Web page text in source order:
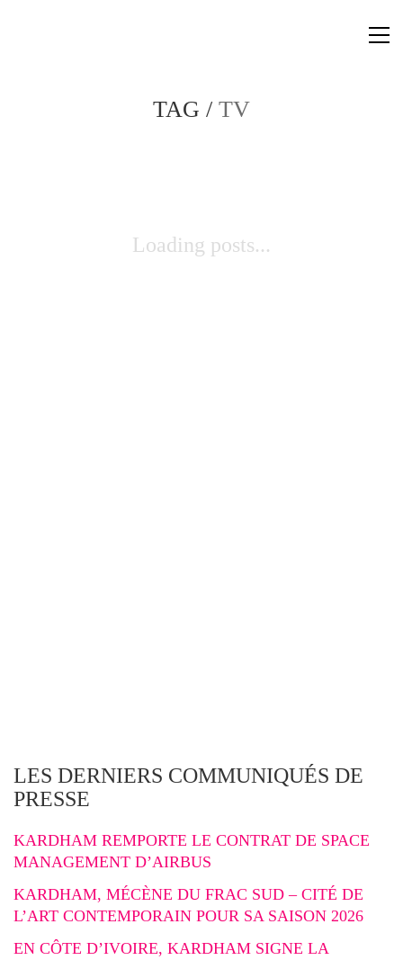
TAG / TV
Loading posts...
LES DERNIERS COMMUNIQUÉS DE
PRESSE
KARDHAM REMPORTE LE CONTRAT DE SPACE
MANAGEMENT D’AIRBUS
KARDHAM, MÉCÈNE DU FRAC SUD – CITÉ DE
L’ART CONTEMPORAIN POUR SA SAISON 2026
EN CÔTE D’IVOIRE, KARDHAM SIGNE LA